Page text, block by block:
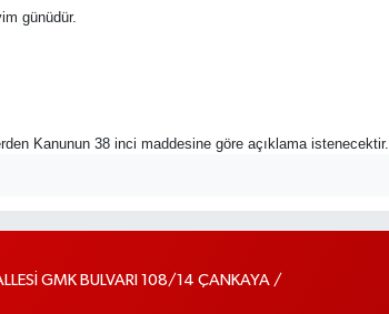
günüdür.
Kanunun 38 inci maddesine göre açıklama istenecektir.
GMK BULVARI 108/14 ÇANKAYA /